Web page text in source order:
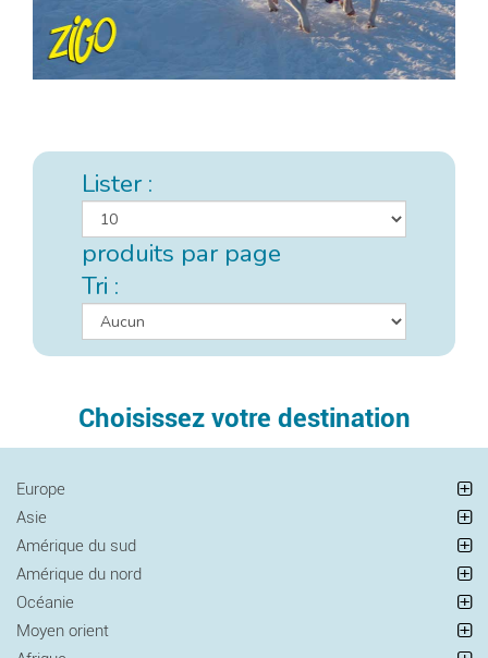
Lister :
produits par page
Tri :
Choisissez votre destination
Europe
Asie
Amérique du sud
Amérique du nord
Océanie
Moyen orient